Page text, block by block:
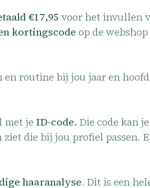
€17,95 voor het invullen
kortingscode op de
routine bij jou jaar en
met je ID-code. Die code kan
die bij jou profiel passen.
haaranalyse. Dit is een